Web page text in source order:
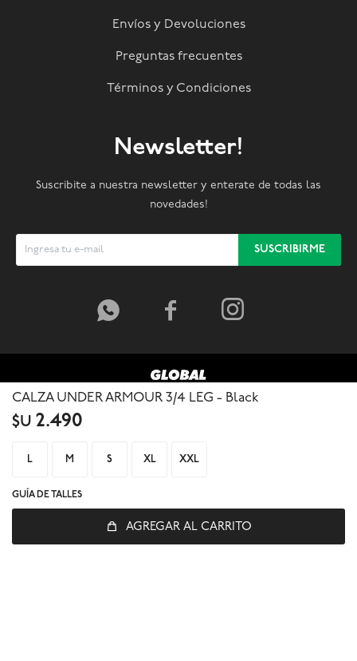
CALZA UNDER ARMOUR 3/4 LEG - Black
$U 2.490
L M S XL XXL
GUÍA DE TALLES
AGREGAR AL CARRITO
Envíos y Devoluciones
Preguntas frecuentes
Términos y Condiciones
Newsletter!
Suscribite a nuestra newsletter y enterate de todas las
novedades!
SUSCRIBIRME
  